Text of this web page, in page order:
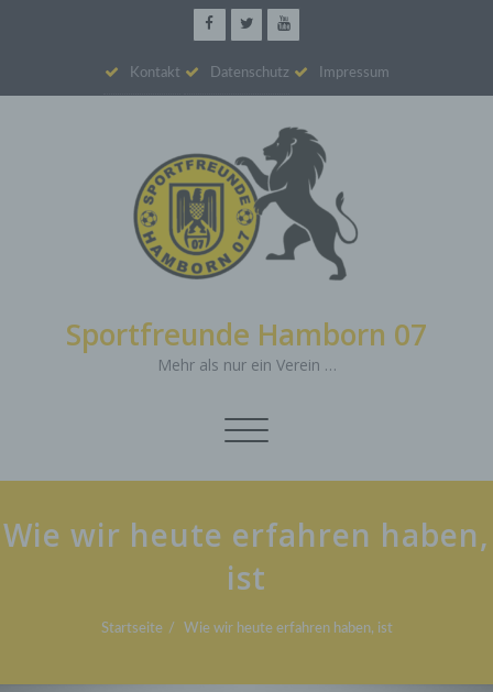
Kontakt Datenschutz Impressum
Sportfreunde Hamborn 07
Mehr als nur ein Verein …
Schalte
Wie wir heute erfahren haben,
ist
Startseite Wie wir heute erfahren haben, ist